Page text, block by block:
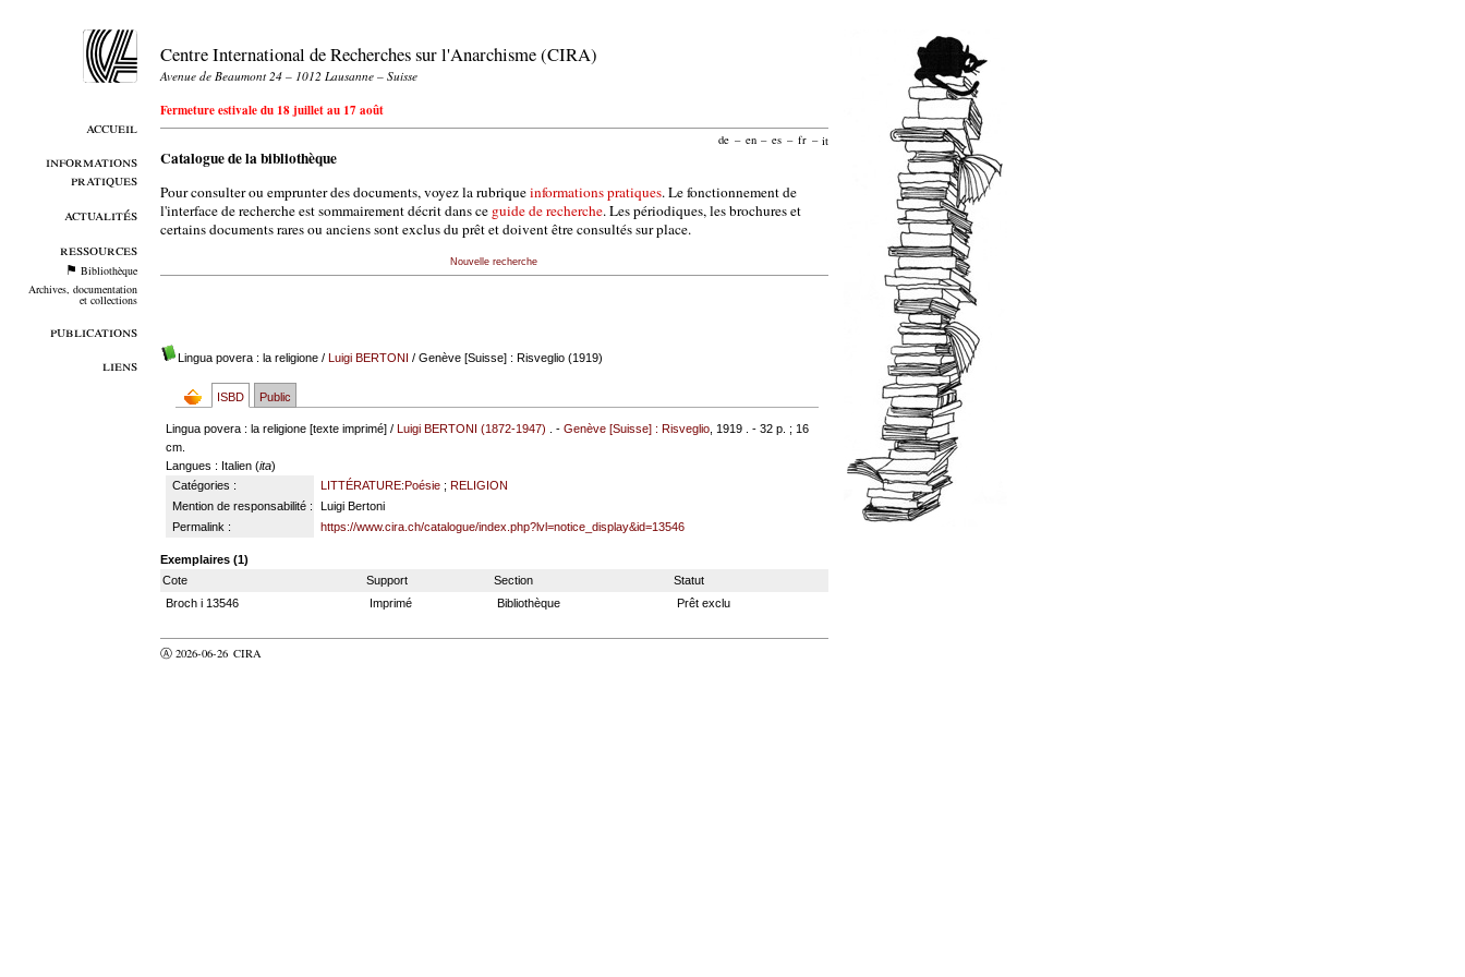
accueil
informations
pratiques
actualités
ressources
Bibliothèque
Archives, documentation
et collections
publications
liens
Centre International de Recherches sur l'Anarchisme (CIRA)
Avenue de Beaumont 24 – 1012 Lausanne – Suisse
Fermeture estivale du 18 juillet au 17 août
de – en – es – fr – it
Catalogue de la bibliothèque
Pour consulter ou emprunter des documents, voyez la rubriqueinformations pratiques. Le fonctionnement de
l'interface de recherche est sommairement décrit dans ce guide de recherche. Les périodiques, les brochures et
certains documents rares ou anciens sont exclus du prêt et doivent être consultés sur place.
Nouvelle recherche
Lingua povera : la religione/ Luigi BERTONI / Genève [Suisse] : Risveglio (1919)
ISBD Public
Lingua povera : la religione [texte imprimé] /Luigi BERTONI (1872-1947) . -Genève [Suisse] : Risveglio , 1919 . - 32 p. ; 16
cm.
Langues : Italien (ita)
Catégories :
LITTÉRATURE:Poésie; RELIGION
Mention de responsabilité :
Luigi Bertoni
Permalink :
https://www.cira.ch/catalogue/index.php?lvl=notice_display&id=13546
Exemplaires (1)
Cote
Support Section
Statut
Broch i 13546
Imprimé Bibliothèque Prêt exclu
Ⓐ 2026-06-26 CIRA